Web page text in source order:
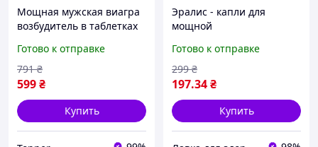
Мощная мужская виагра
возбудитель в таблетках
потенции
Готово к отправке
599₴
791 ₴
Купить
Эралис - капли для
мощной
для потенции, эралис
средство для повышения
либидо эралис
Готово к отправке
197.34₴
299 ₴
Купить